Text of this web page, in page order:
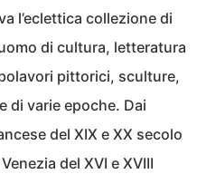
l’eclettica collezione di
di cultura, letteratura
pittorici, sculture,
di varie epoche. Dai
del XIX e XX secolo
del XVI e XVIII